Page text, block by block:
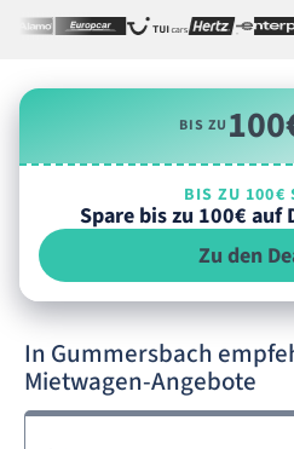
BIS ZU
BIS ZU 100€
Spare bis zu 100€ auf
Zu den
In Gummersbach
Mietwagen-Angebote